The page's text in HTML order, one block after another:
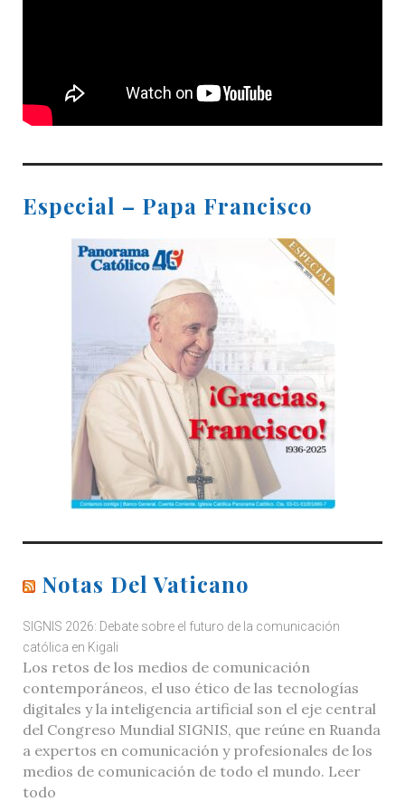
Especial – Papa Francisco
Notas Del Vaticano
SIGNIS 2026: Debate sobre el futuro de la comunicación
católica en Kigali
Los retos de los medios de comunicación
contemporáneos, el uso ético de las tecnologías
digitales y la inteligencia artificial son el eje central
del Congreso Mundial SIGNIS, que reúne en Ruanda
a expertos en comunicación y profesionales de los
medios de comunicación de todo el mundo. Leer
todo